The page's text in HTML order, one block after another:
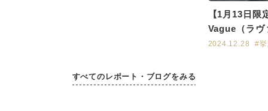
すべてのレポート・ブログをみる
【1月13日
Vague（ラ
ェア開催！
2024.12.28 #